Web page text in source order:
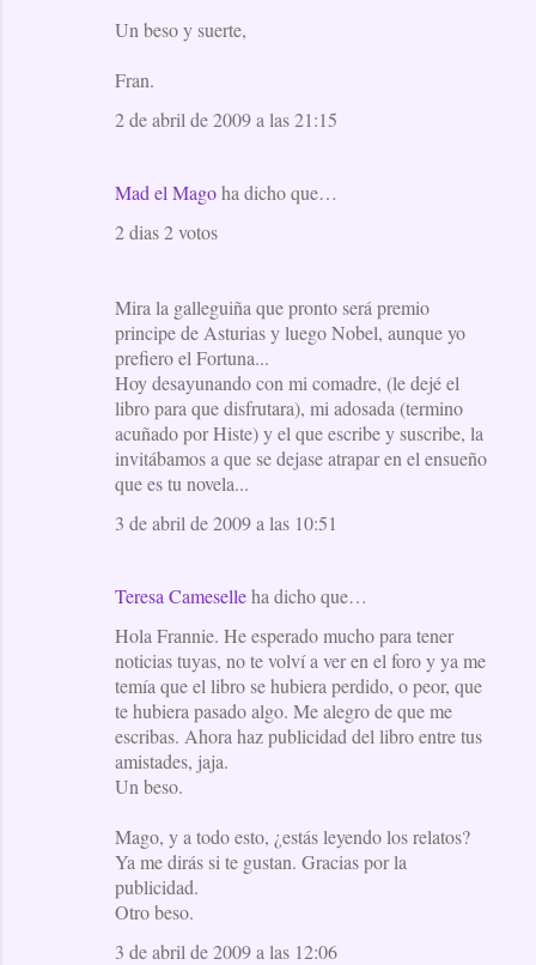
Un beso y suerte,
Fran.
2 de abril de 2009 a las 21:15
Mad el Magoha dicho que…
2 dias 2 votos
Mira la galleguiña que pronto será premio
principe de Asturias y luego Nobel, aunque yo
prefiero el Fortuna...
Hoy desayunando con mi comadre, (le dejé el
libro para que disfrutara), mi adosada (termino
acuñado por Histe) y el que escribe y suscribe, la
invitábamos a que se dejase atrapar en el ensueño
que es tu novela...
3 de abril de 2009 a las 10:51
Teresa Cameselleha dicho que…
Hola Frannie. He esperado mucho para tener
noticias tuyas, no te volví a ver en el foro y ya me
temía que el libro se hubiera perdido, o peor, que
te hubiera pasado algo. Me alegro de que me
escribas. Ahora haz publicidad del libro entre tus
amistades, jaja.
Un beso.
Mago, y a todo esto, ¿estás leyendo los relatos?
Ya me dirás si te gustan. Gracias por la
publicidad.
Otro beso.
3 de abril de 2009 a las 12:06